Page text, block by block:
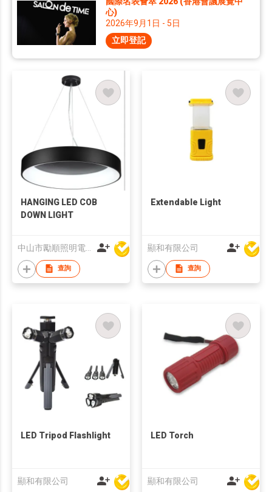
心)
2026年9月1日 - 5日
立即登記
HANGING LED COB
DOWN LIGHT
查詢
Extendable Light
顯和有限公司
查詢
LED Tripod Flashlight
顯和有限公司
LED Torch
顯和有限公司